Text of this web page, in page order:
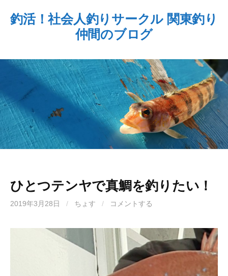
ツ
キ
ッ
プ
釣活！社会人釣りサークル 関東釣り
仲間のブログ
ひとつテンヤで真鯛を釣りたい！
2019年3月28日 / ちょす / コメントする